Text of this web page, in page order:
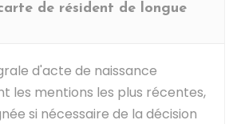
de résident de longue
d'acte de naissance
les mentions les plus récentes,
si nécessaire de la décision